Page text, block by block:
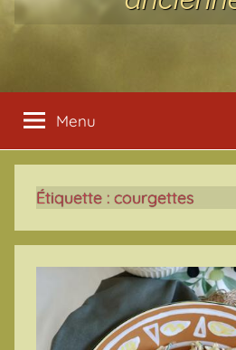
Menu
Étiquette : courgettes